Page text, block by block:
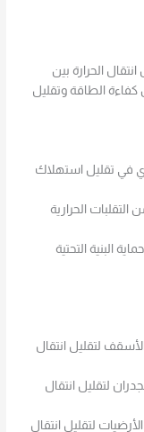
الحرارة بين
الطاقة وتقليل
في تقليل استهلاك
التقلبات الحرارية
البنية التحتية
لتقليل انتقال
لتقليل انتقال
لتقليل انتقال